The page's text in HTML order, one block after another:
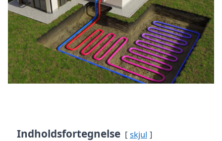
Indholdsfortegnelse skjul